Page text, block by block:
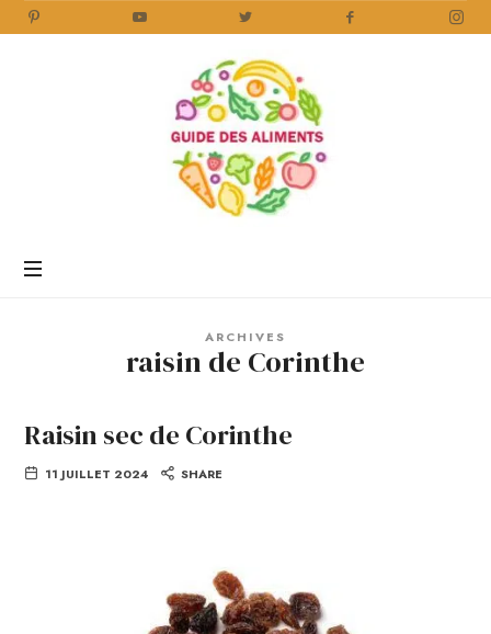
Aliments
ARCHIVES
raisin de Corinthe
Raisin sec de Corinthe
11 JUILLET 2024 SHARE